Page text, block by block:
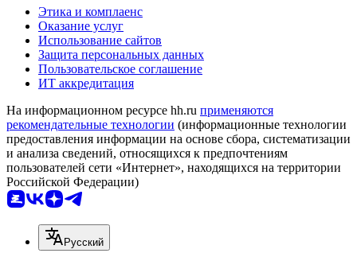
Этика и комплаенс
Оказание услуг
Использование сайтов
Защита персональных данных
Пользовательское соглашение
ИТ аккредитация
На информационном ресурсе hh.ru применяются
рекомендательные технологии (информационные технологии
предоставления информации на основе сбора, систематизации
и анализа сведений, относящихся к предпочтениям
пользователей сети «Интернет», находящихся на территории
Российской Федерации)
Русский